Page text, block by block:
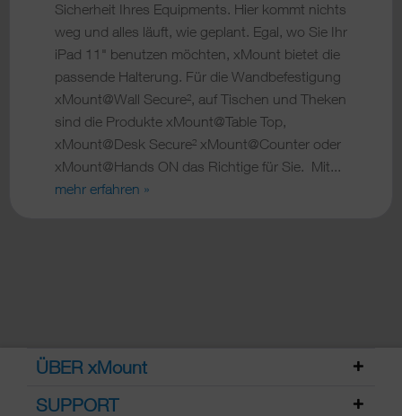
Sicherheit Ihres Equipments. Hier kommt nichts
weg und alles läuft, wie geplant. Egal, wo Sie Ihr
iPad 11" benutzen möchten, xMount bietet die
passende Halterung. Für die Wandbefestigung
xMount@Wall Secure², auf Tischen und Theken
sind die Produkte xMount@Table Top,
xMount@Desk Secure² xMount@Counter oder
xMount@Hands ON das Richtige für Sie. Mit...
mehr erfahren »
ÜBER xMount
SUPPORT